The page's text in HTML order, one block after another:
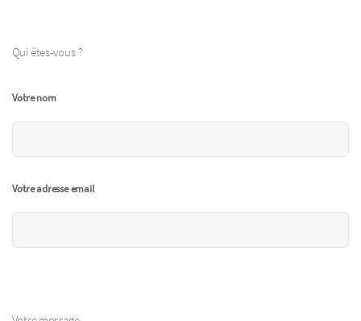
Qui êtes-vous ?
Votre nom
Votre adresse email